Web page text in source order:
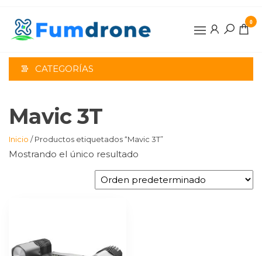
contenido
0
CATEGORÍAS
Mavic 3T
Inicio / Productos etiquetados “Mavic 3T”
Mostrando el único resultado